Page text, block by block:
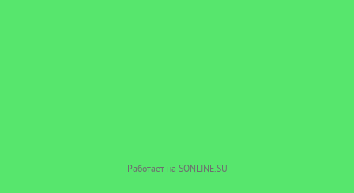
Работает на SONLINE.SU